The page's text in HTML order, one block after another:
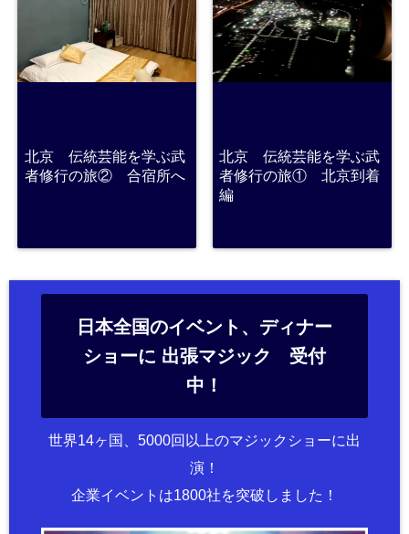
北京 伝統芸能を学ぶ武
者修行の旅② 合宿所へ
北京 伝統芸能を学ぶ武
者修行の旅① 北京到着
編
日本全国のイベント、ディナー
ショーに 出張マジック 受付
中！
世界14ヶ国、5000回以上のマジックショーに出
演！
企業イベントは1800社を突破しました！